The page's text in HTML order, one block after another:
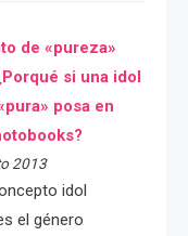
de «pureza»
si una idol
posa en
2013
idol
el género